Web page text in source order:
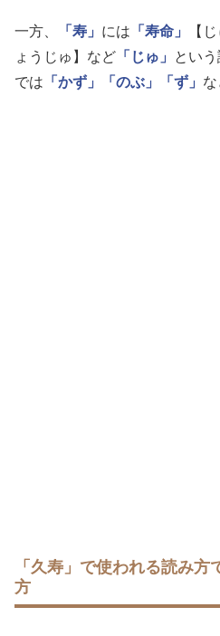
一方、 「寿」 には 「寿命」 【
ょうじゅ】など 「じゅ」
とい
では 「かず」 「のぶ」 「ず」 な
「久寿」で使われる読み
方